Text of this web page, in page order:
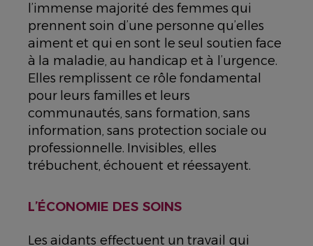
l’immense majorité des femmes qui
prennent soin d’une personne qu’elles
aiment et qui en sont le seul soutien face
à la maladie, au handicap et à l’urgence.
Elles remplissent ce rôle fondamental
pour leurs familles et leurs
communautés, sans formation, sans
information, sans protection sociale ou
professionnelle. Invisibles, elles
trébuchent, échouent et réessayent.
L’ÉCONOMIE DES SOINS
Les aidants effectuent un travail qui